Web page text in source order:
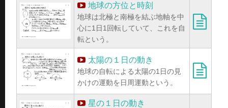
地球の方位と時刻
地球は北極と南極を結ぶ地軸を中
心に1日1回転していて、これを自
転という。
太陽の１日の動き
地球の自転による太陽の1日の見
かけの運動を日周運動という。
星の１日の動き